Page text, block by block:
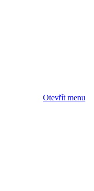
Otevřít menu